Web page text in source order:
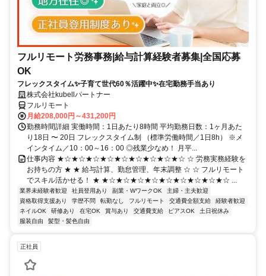
フルリモート労務事務|給与計算経験者募集|全国応募
OK
フレックスタイム✨子育て世代60％活躍中✨在宅勤務手当あり
株式会社kubellパートナー
フルリモート
月給208,000円～431,200円
勤務時間詳細 実働時間：1日あたり8時間 平均勤務日数：1ヶ月あた
り18日 〜 20日 フレックスタイム制 （標準労働時間／1日8h） ※メ
インタイム／10：00～16：00 ◎残業少なめ！ 月平...
仕事内容 ★☆★☆★☆★☆★☆★☆★☆★☆★☆ ☆ 労務実務経験を
お持ちの方 ★ ★ 給与計算、勤怠管理、年末調整 ☆ ☆ フルリモート
でスキル活かせる！ ★ ★☆★☆★☆★☆★☆★☆★☆★☆★☆ ...
業界未経験者歓迎 社員登用あり 副業・WワークOK
主婦・主夫歓迎
資格取得支援あり
学歴不問 転勤なし フルリモート 交通費全額支給
経験者歓迎
ネイルOK
研修あり 在宅OK 賞与あり 交通費支給 ピアスOK
土日祝休み
服装自由
髪型・髪色自由
正社員